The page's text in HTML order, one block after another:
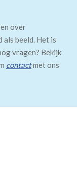
over
als beeld. Het is
vragen? Bekijk
contactmet ons